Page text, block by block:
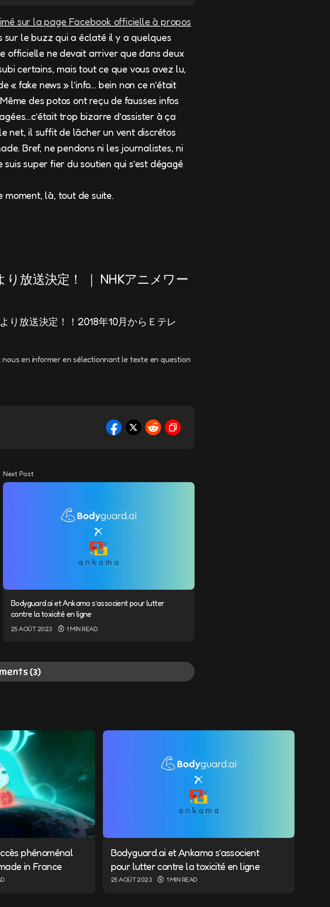
sur la page Facebook officielle à propos
sur le buzz qui a éclaté il y a quelques
officielle ne devait arriver que dans deux
certains, mais tout ce que vous avez lu,
« fake news » l’info… bein non ce n’était
des potos ont reçu de fausses infos
trop bizarre d’assister à ça
net, il suffit de lâcher un vent discrétos
Bref, ne pendons ni les journalistes, ni
super fier du soutien qui s’est dégagé
là, tout de suite.
放送決定！ ｜ NHKアニメワー
り放送決定！！2018年10月からＥテレ
en informer en sélectionnant le texte en question
Next Post
Bodyguard.ai et Ankama s’associent pour lutter
contre la toxicité en ligne
25 AOÛT 2023 1 MIN READ
(3)
E-mail*
phénoménal
in France
Bodyguard.ai et Ankama s’associent
pour lutter contre la toxicité en ligne
25 AOÛT 2023 1 MIN READ